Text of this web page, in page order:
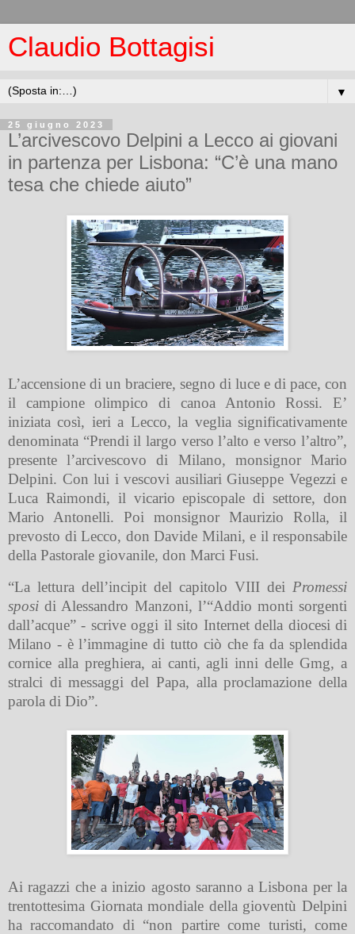
Claudio Bottagisi
▼
25 giugno 2023
L’arcivescovo Delpini a Lecco ai giovani
in partenza per Lisbona: “C’è una mano
tesa che chiede aiuto”
L’accensione di un braciere, segno di luce e di pace, con
il campione olimpico di canoa Antonio Rossi. E’
iniziata così, ieri a Lecco, la veglia significativamente
denominata “Prendi il largo verso l’alto e verso l’altro”,
presente l’arcivescovo di Milano, monsignor Mario
Delpini. Con lui i vescovi ausiliari Giuseppe Vegezzi e
Luca Raimondi, il vicario episcopale di settore, don
Mario Antonelli. Poi monsignor Maurizio Rolla, il
prevosto di Lecco, don Davide Milani, e il responsabile
della Pastorale giovanile, don Marci Fusi.
“La lettura dell’incipit del capitolo VIII dei Promessi
sposi di Alessandro Manzoni, l’“Addio monti sorgenti
dall’acque” - scrive oggi il sito Internet della diocesi di
Milano - è l’immagine di tutto ciò che fa da splendida
cornice alla preghiera, ai canti, agli inni delle Gmg, a
stralci di messaggi del Papa, alla proclamazione della
parola di Dio”.
Ai ragazzi che a inizio agosto saranno a Lisbona per la
trentottesima Giornata mondiale della gioventù Delpini
ha raccomandato di “non partire come turisti, come